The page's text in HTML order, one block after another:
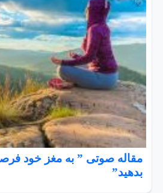
مقاله صوتی ” به مغز خود
بدهید”